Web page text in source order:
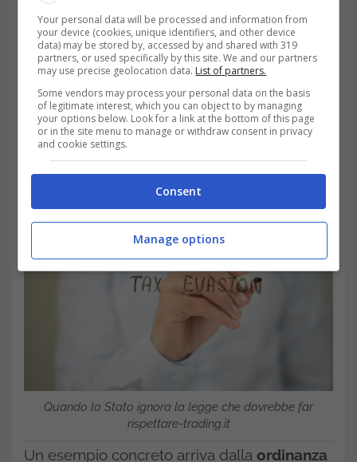
Quando lo Stato ignora la legge che dovrebbe far
rispettare-trading.it
Un esempio concreto arriva dalla ordinanza
Your personal data will be processed and information from
your device (cookies, unique identifiers, and other device
data) may be stored by, accessed by and shared with 319
partners, or used specifically by this site. We and our partners
may use precise geolocation data. List of partners.
Some vendors may process your personal data on the basis
of legitimate interest, which you can object to by managing
your options below. Look for a link at the bottom of this page
or in the site menu to manage or withdraw consent in privacy
and cookie settings.
Consent
Manage options